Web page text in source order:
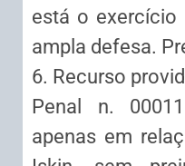
está o exercício
ampla defesa.
6. Recurso
Penal n.
apenas em